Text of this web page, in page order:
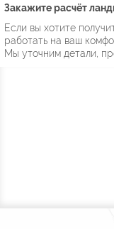
Закажите расчёт
Если вы хотите
работать на ваш
Мы уточним детали,